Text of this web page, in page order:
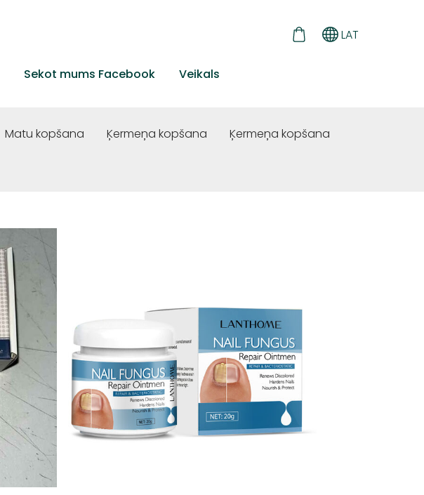
Sekot mums Facebook Veikals
LAT
Matu kopšana Ķermeņa kopšana
Ķermeņa kopšana